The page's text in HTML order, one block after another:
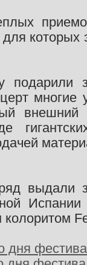
которых
внешний
выдали
дня